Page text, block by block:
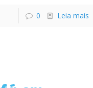
0 Leia mais